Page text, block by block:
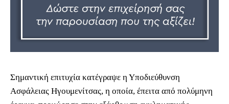
Σημαντική επιτυχία κατέγραψε η Υποδιεύθυνση
Ασφάλειας Ηγουμενίτσας, η οποία, έπειτα από πολύμηνη